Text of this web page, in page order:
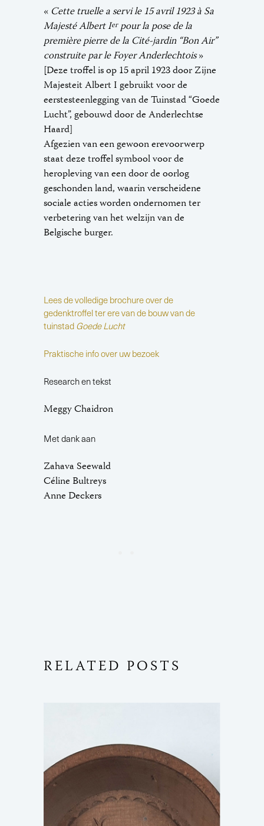
« Cette truelle a servi le 15 avril 1923 à Sa
Majesté Albert Ierpour la pose de la
première pierre de la Cité-jardin “Bon Air”
construite par le Foyer Anderlechtois»
[Deze troffel is op 15 april 1923 door Zijne
Majesteit Albert I gebruikt voor de
eerstesteenlegging van de Tuinstad “Goede
Lucht”, gebouwd door de Anderlechtse
Haard]
Afgezien van een gewoon erevoorwerp
staat deze troffel symbool voor de
heropleving van een door de oorlog
geschonden land, waarin verscheidene
sociale acties worden ondernomen ter
verbetering van het welzijn van de
Belgische burger.
Lees de volledige brochure over de
gedenktroffel ter ere van de bouw van de
tuinstadGoede Lucht
Praktische info over uw bezoek
Research en tekst
Meggy Chaidron
Met dank aan
Zahava Seewald
Céline Bultreys
Anne Deckers
RELATED POSTS